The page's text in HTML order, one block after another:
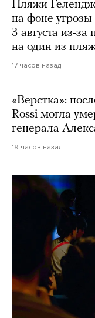
Пляжи
на фоне угрозы
3 августа из-за
на один из
17 часов назад
«Верстка»:
Rossi могла
генерала
19 часов назад